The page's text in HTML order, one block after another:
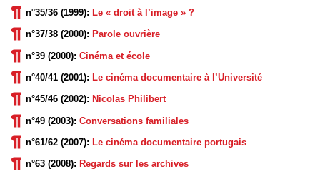
n°35/36 (1999): Le « droit à l’image » ?
n°37/38 (2000): Parole ouvrière
n°39 (2000): Cinéma et école
n°40/41 (2001): Le cinéma documentaire à l’Université
n°45/46 (2002): Nicolas Philibert
n°49 (2003): Conversations familiales
n°61/62 (2007): Le cinéma documentaire portugais
n°63 (2008): Regards sur les archives